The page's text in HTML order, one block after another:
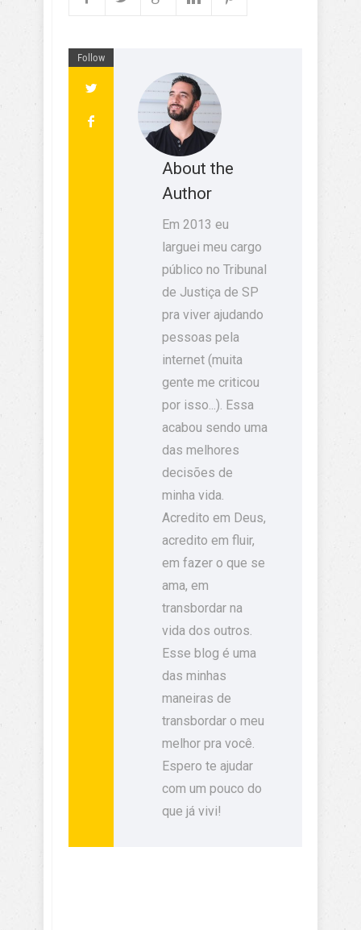
Follow
About the
Author
Em 2013 eu
larguei meu cargo
público no Tribunal
de Justiça de SP
pra viver ajudando
pessoas pela
internet (muita
gente me criticou
por isso...). Essa
acabou sendo uma
das melhores
decisões de
minha vida.
Acredito em Deus,
acredito em fluir,
em fazer o que se
ama, em
transbordar na
vida dos outros.
Esse blog é uma
das minhas
maneiras de
transbordar o meu
melhor pra você.
Espero te ajudar
com um pouco do
que já vivi!